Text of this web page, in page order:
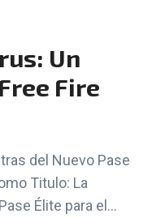
Un
Fire
del Nuevo Pase
Titulo: La
Élite para el...